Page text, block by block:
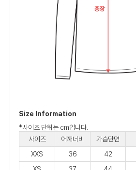
Size Information
*사이즈 단위는 cm입니다.
사이즈
어깨너비 가슴단면
XXS
36 42